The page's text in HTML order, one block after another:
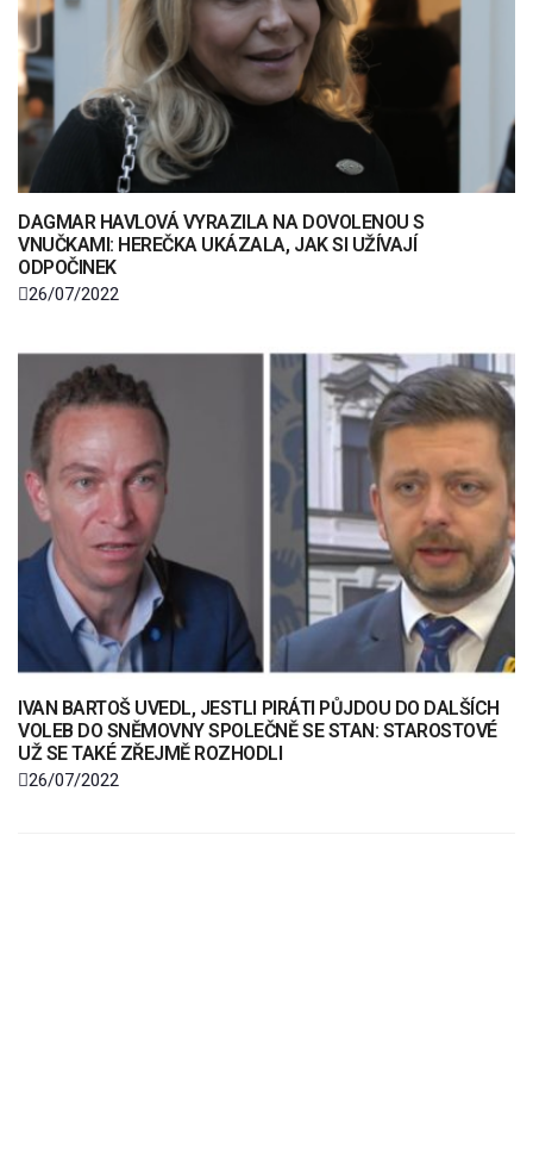
DAGMAR HAVLOVÁ VYRAZILA NA DOVOLENOU S
VNUČKAMI: HEREČKA UKÁZALA, JAK SI UŽÍVAJÍ
ODPOČINEK
26/07/2022
IVAN BARTOŠ UVEDL, JESTLI PIRÁTI PŮJDOU DO DALŠÍCH
VOLEB DO SNĚMOVNY SPOLEČNĚ SE STAN: STAROSTOVÉ
UŽ SE TAKÉ ZŘEJMĚ ROZHODLI
26/07/2022